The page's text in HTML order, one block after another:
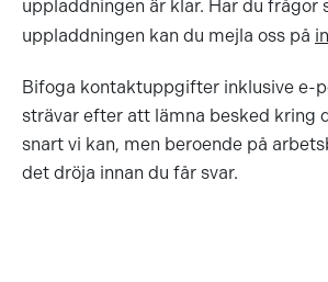
uppladdningen är klar. Har du frågor
uppladdningen kan du mejla oss på
Bifoga kontaktuppgifter inklusive e-
strävar efter att lämna besked kring
snart vi kan, men beroende på
det dröja innan du får svar.